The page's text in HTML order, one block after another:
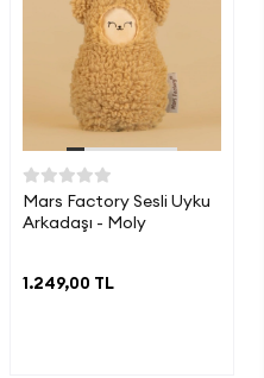
Mars Factory Sesli Uyku
Arkadaşı - Moly
1.249,00 TL